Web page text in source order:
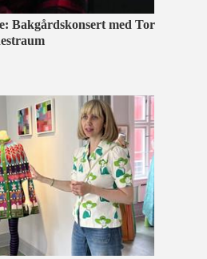
Bakgårdskonsert med Tor